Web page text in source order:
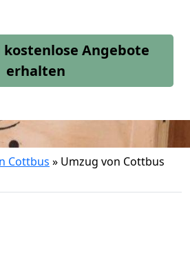
Angebote
erhalten
Cottbus » Umzug von Cottbus